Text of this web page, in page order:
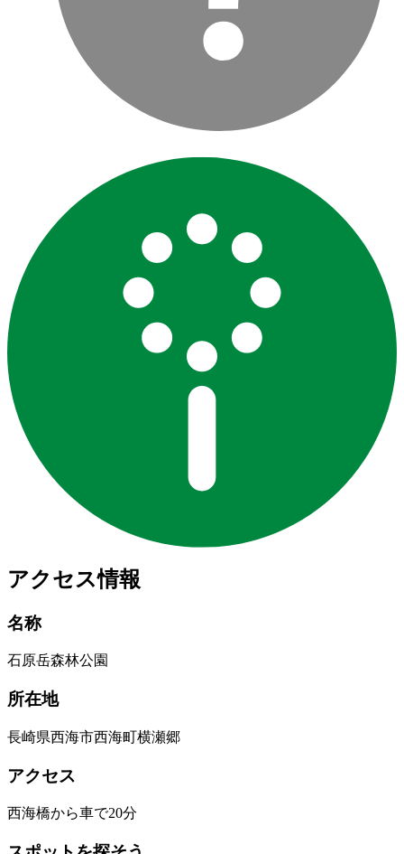
アクセス情報
名称
石原岳森林公園
所在地
長崎県西海市西海町横瀬郷
アクセス
西海橋から車で20分